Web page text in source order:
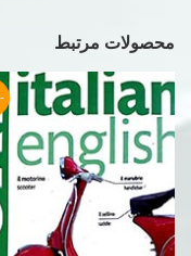
محصولات مرتبط
-25%